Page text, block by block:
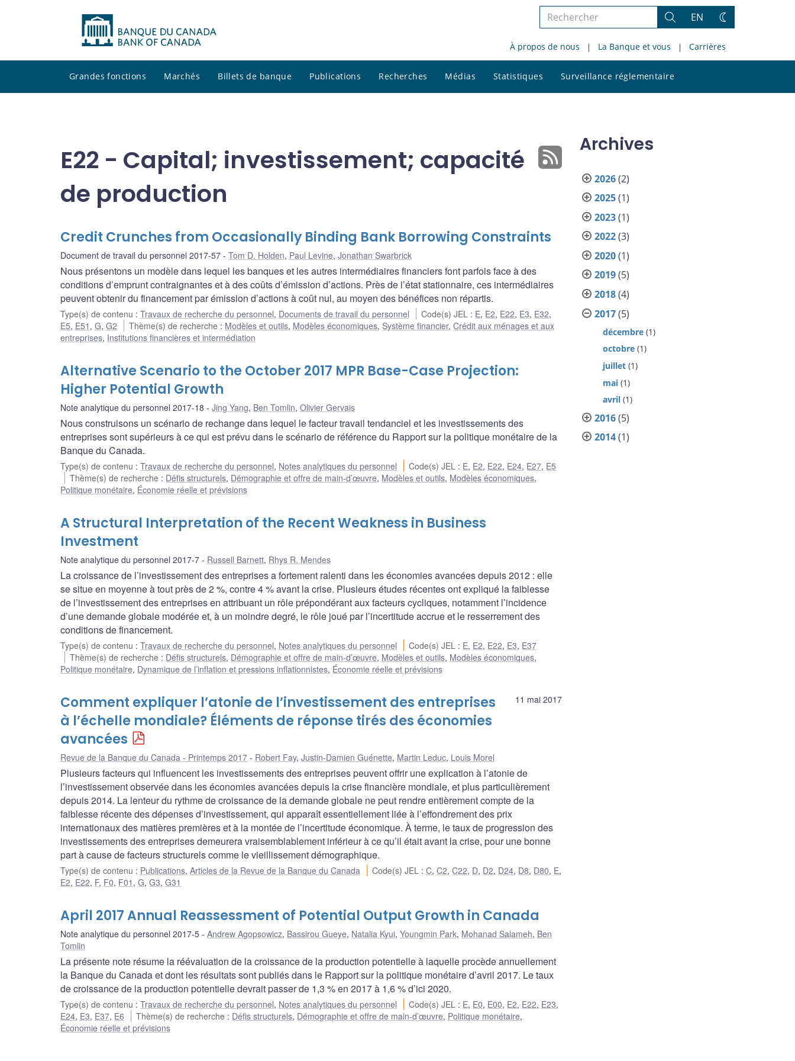
Rechercher
le
site
Rechercher
EN
Changez
thème
À propos de nous La Banque et vous Carrières
Grandes fonctions Marchés Billets de banque Publications Recherches Médias Statistiques Surveillance réglementaire
le
E22 - Capital; investissement; capacité
de production
Credit Crunches from Occasionally Binding Bank Borrowing Constraints
Document de travail du personnel 2017-57 Tom D. Holden, Paul Levine, Jonathan Swarbrick
Nous présentons un modèle dans lequel les banques et les autres intermédiaires financiers font parfois face à des
conditions d’emprunt contraignantes et à des coûts d’émission d’actions. Près de l’état stationnaire, ces intermédiaires
peuvent obtenir du financement par émission d’actions à coût nul, au moyen des bénéfices non répartis.
Type(s) de contenu : Travaux de recherche du personnel, Documents de travail du personnel Code(s) JEL : E, E2, E22, E3, E32,
E5, E51 , G, G2 Thème(s) de recherche : Modèles et outils, Modèles économiques, Système financier,Crédit aux ménages et aux
entreprises, Institutions financières et intermédiation
Alternative Scenario to the October 2017 MPR Base-Case Projection:
Higher Potential Growth
Note analytique du personnel 2017-18 Jing Yang, Ben Tomlin, Olivier Gervais
Nous construisons un scénario de rechange dans lequel le facteur travail tendanciel et les investissements des
entreprises sont supérieurs à ce qui est prévu dans le scénario de référence du Rapport sur la politique monétaire de la
Banque du Canada.
Type(s) de contenu : Travaux de recherche du personnel, Notes analytiques du personnel Code(s) JEL : E, E2, E22, E24, E27, E5
Thème(s) de recherche : Défis structurels, Démographie et offre de main-d’œuvre, Modèles et outils, Modèles économiques,
Politique monétaire, Économie réelle et prévisions
A Structural Interpretation of the Recent Weakness in Business
Investment
Note analytique du personnel 2017-7 Russell Barnett, Rhys R. Mendes
La croissance de l’investissement des entreprises a fortement ralenti dans les économies avancées depuis 2012 : elle
se situe en moyenne à tout près de 2 %, contre 4 % avant la crise. Plusieurs études récentes ont expliqué la faiblesse
de l’investissement des entreprises en attribuant un rôle prépondérant aux facteurs cycliques, notamment l’incidence
d’une demande globale modérée et, à un moindre degré, le rôle joué par l’incertitude accrue et le resserrement des
conditions de financement.
Type(s) de contenu : Travaux de recherche du personnel, Notes analytiques du personnel Code(s) JEL : E, E2, E22, E3, E37
Thème(s) de recherche : Défis structurels, Démographie et offre de main-d’œuvre, Modèles et outils, Modèles économiques,
Politique monétaire, Dynamique de l’inflation et pressions inflationnistes, Économie réelle et prévisions
11 mai 2017
Comment expliquer l’atonie de l’investissement des entreprises
à l’échelle mondiale? Éléments de réponse tirés des économies
avancées
Revue de la Banque du Canada - Printemps 2017 Robert Fay, Justin-Damien Guénette, Martin Leduc, Louis Morel
Plusieurs facteurs qui influencent les investissements des entreprises peuvent offrir une explication à l’atonie de
l’investissement observée dans les économies avancées depuis la crise financière mondiale, et plus particulièrement
depuis 2014. La lenteur du rythme de croissance de la demande globale ne peut rendre entièrement compte de la
faiblesse récente des dépenses d’investissement, qui apparaît essentiellement liée à l’effondrement des prix
internationaux des matières premières et à la montée de l’incertitude économique. À terme, le taux de progression des
investissements des entreprises demeurera vraisemblablement inférieur à ce qu’il était avant la crise, pour une bonne
part à cause de facteurs structurels comme le vieillissement démographique.
Type(s) de contenu : Publications, Articles de la Revue de la Banque du Canada Code(s) JEL :C,C2,C22, D, D2, D24, D8, D80, E,
E2, E22, F, F0, F01 , G, G3, G31
April 2017 Annual Reassessment of Potential Output Growth in Canada
Note analytique du personnel 2017-5 Andrew Agopsowicz, Bassirou Gueye, Natalia Kyui, Youngmin Park, Mohanad Salameh, Ben
Tomlin
La présente note résume la réévaluation de la croissance de la production potentielle à laquelle procède annuellement
la Banque du Canada et dont les résultats sont publiés dans le Rapport sur la politique monétaire d’avril 2017. Le taux
de croissance de la production potentielle devrait passer de 1,3 % en 2017 à 1,6 % d’ici 2020.
Type(s) de contenu : Travaux de recherche du personnel, Notes analytiques du personnel Code(s) JEL : E, E0, E00, E2, E22, E23,
E24, E3, E37, E6 Thème(s) de recherche : Défis structurels, Démographie et offre de main-d’œuvre, Politique monétaire,
Économie réelle et prévisions
Archives
2026(2)
2025(1)
2023(1)
2022(3)
2020(1)
2019(5)
2018(4)
2017(5)
décembre (1)
octobre (1)
juillet (1)
mai (1)
avril (1)
2016(5)
2014(1)